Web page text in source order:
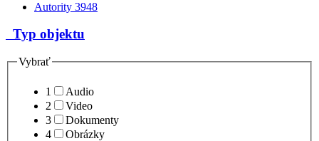
Autority 3948
Typ objektu
Vybrať
1
Audio
2
Video
3
Dokumenty
4
Obrázky